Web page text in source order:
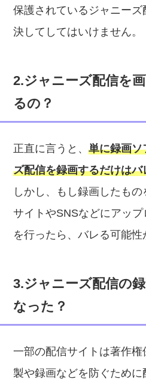
保護されているジャニー
決してしてはいけません。
2.ジャニーズ配信を
るの？
正直に言うと、単に録画ソ
ズ配信を録画するだけは
しかし、もし録画したもの
サイトやSNSなどにアッ
を行ったら、バレる可能性
3.ジャニーズ配信の
なった？
一部の配信サイトは著作
製や録画などを防ぐため